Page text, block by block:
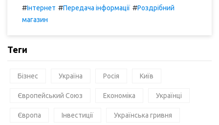
#Інтернет #Передача інформації #Роздрібний
магазин
Теги
Бізнес Україна Росія Київ
Європейський Союз Економіка Українці
Європа Інвестиції Українська гривня